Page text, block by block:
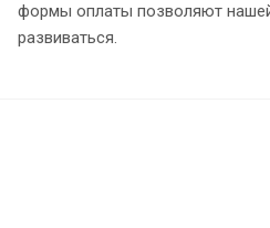
формы оплаты позволяют
развиваться.